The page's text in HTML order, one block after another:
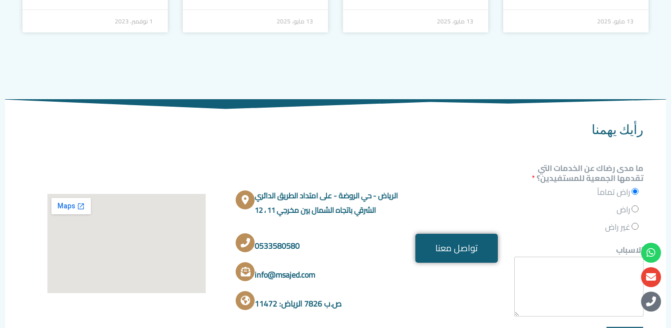
13 مايو، 2025 13 مايو، 2025 13 مايو، 2025 1 نوفمبر، 2023
رأيك يهمنا
ما مدى رضاك عن الخدمات التي
تقدمها الجمعية للمستفيدين؟*
راض تماماً
راض
غير راض
الاسباب
تواصل معنا
الرياض - حي الروضة - على امتداد الطريق الدائري
الشرقي باتجاه الشمال بين مخرجي 11 ، 12
0533580580
info@msajed.com
ص.ب 7826 الرياض: 11472